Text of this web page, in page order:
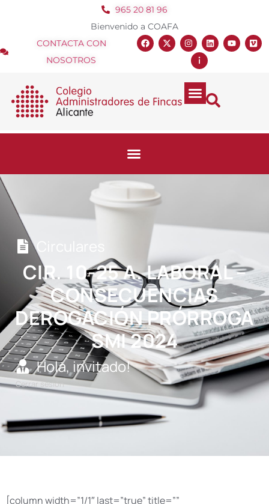
965 20 81 96
Bienvenido a COAFA
CONTACTA CON
NOSOTROS
Circulares
CIR. 10-25 A. LABORAL –
CONSECUENCIAS
DEROGACIÓN PRÓRROGA
SMI 2024
Hola, invitado!
Cerrar sesión
[column width=”1/1″ last=”true” title=””